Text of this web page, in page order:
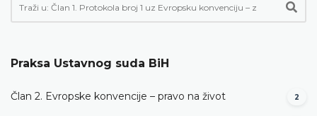
Praksa Ustavnog suda BiH
Član 2. Evropske konvencije – pravo na život 2